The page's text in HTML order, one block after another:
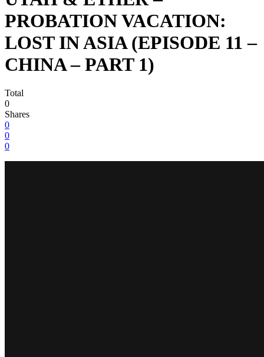
PROBATION VACATION:
LOST IN ASIA (EPISODE 11 –
CHINA – PART 1)
Total
0
Shares
0
0
0